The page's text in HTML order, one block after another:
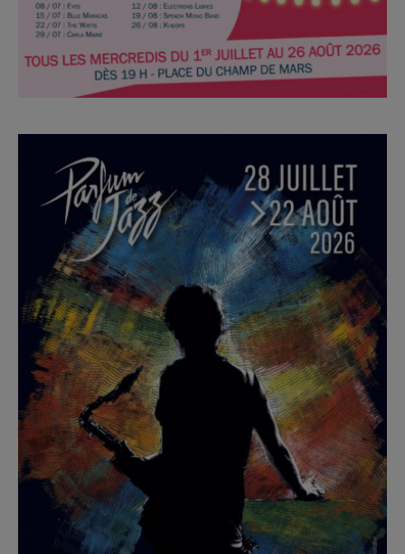
Les Guinguettes de la Place reviennent pour la 5e
année consécutive pour notre plus grand plaisir !
Du 20 au 22 août, le Festival Parfum de Jazz vous
donne rendez-vous au Parc de la Chocolaterie à
Donzère pour trois soirées placées sous le signe de la